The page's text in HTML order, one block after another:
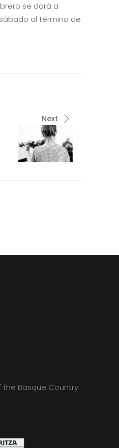
se dará a
al término de
Next
the Basque Country